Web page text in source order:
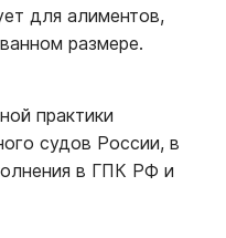
для алиментов,
размере.
практики
судов России, в
в ГПК РФ и